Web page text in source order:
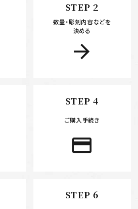
STEP 2
数量・彫刻内容などを
決める
arrow_forward
STEP 4
ご購入手続き
payment
STEP 6